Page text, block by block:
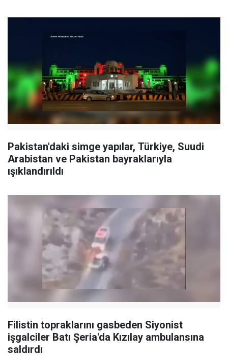
Pakistan'daki simge yapılar, Türkiye, Suudi
Arabistan ve Pakistan bayraklarıyla
ışıklandırıldı
Filistin topraklarını gasbeden Siyonist
işgalciler Batı Şeria'da Kızılay ambulansına
saldırdı